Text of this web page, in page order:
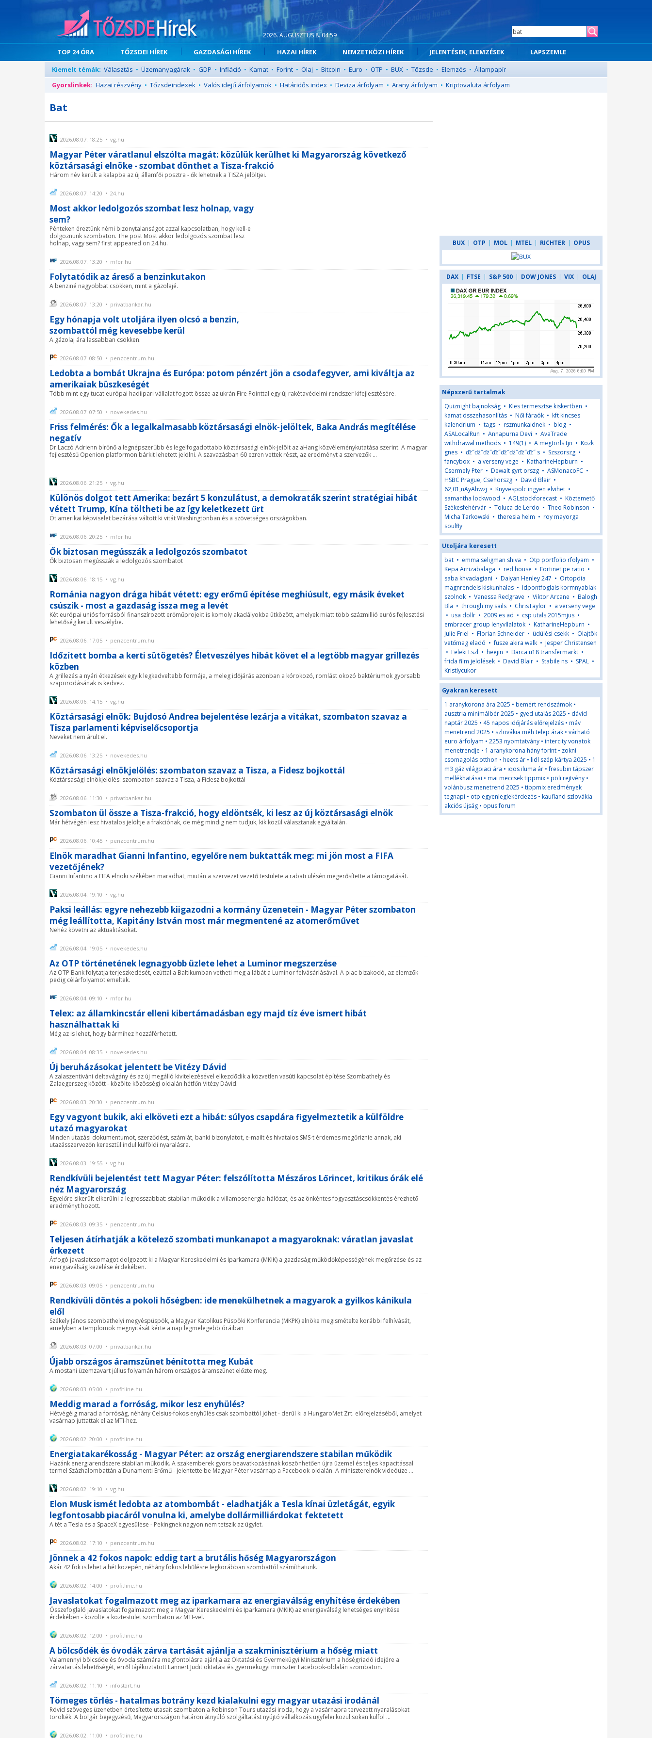
2026. AUGUSZTUS 8. 04:59
TOP 24 ÓRA TŐZSDEI HÍREK GAZDASÁGI HÍREK HAZAI HÍREK NEMZETKÖZI HÍREK JELENTÉSEK, ELEMZÉSEK
LAPSZEMLE
Kiemelt témák: Választás • Üzemanyagárak • GDP • Infláció • Kamat • Forint • Olaj • Bitcoin • Euro • OTP • BUX • Tőzsde • Elemzés • Állampapír
Gyorslinkek: Hazai részvény • Tőzsdeindexek • Valós idejű árfolyamok • Határidős index • Deviza árfolyam • Arany árfolyam • Kriptovaluta árfolyam
Bat
2026.08.07. 18:25 • vg.hu
Magyar Péter váratlanul elszólta magát: közülük kerülhet ki Magyarország következő
köztársasági elnöke - szombat dönthet a Tisza-frakció
Három név került a kalapba az új államfői posztra - ők lehetnek a TISZA jelöltjei.
2026.08.07. 14:20 • 24.hu
Most akkor ledolgozós szombat lesz holnap, vagy
sem?
Pénteken éreztünk némi bizonytalanságot azzal kapcsolatban, hogy kell-e
dolgoznunk szombaton. The post Most akkor ledolgozós szombat lesz
holnap, vagy sem? first appeared on 24.hu.
2026.08.07. 13:20 • mfor.hu
Folytatódik az áreső a benzinkutakon
A benziné nagyobbat csökken, mint a gázolajé.
2026.08.07. 13:20 • privatbankar.hu
Egy hónapja volt utoljára ilyen olcsó a benzin,
szombattól még kevesebbe kerül
A gázolaj ára lassabban csökken.
2026.08.07. 08:50 • penzcentrum.hu
Ledobta a bombát Ukrajna és Európa: potom pénzért jön a csodafegyver, ami kiváltja az
amerikaiak büszkeségét
Több mint egy tucat európai hadiipari vállalat fogott össze az ukrán Fire Pointtal egy új rakétavédelmi rendszer kifejlesztésére.
2026.08.07. 07:50 • novekedes.hu
Friss felmérés: Ők a legalkalmasabb köztársasági elnök-jelöltek, Baka András megítélése
negatív
Dr.Laczó Adrienn bírőnő a legnépszerűbb és legelfogadottabb köztársasági elnök-jelölt az aHang közvéleménykutatása szerint. A magyar
fejlesztésű Openion platformon bárkit lehetett jelölni. A szavazásban 60 ezren vettek részt, az eredményt a szervezők ...
2026.08.06. 21:25 • vg.hu
Különös dolgot tett Amerika: bezárt 5 konzulátust, a demokraták szerint stratégiai hibát
vétett Trump, Kína töltheti be az így keletkezett űrt
Öt amerikai képviselet bezárása váltott ki vitát Washingtonban és a szövetséges országokban.
2026.08.06. 20:25 • mfor.hu
Ők biztosan megússzák a ledolgozós szombatot
Ők biztosan megússzák a ledolgozós szombatot
2026.08.06. 18:15 • vg.hu
Románia nagyon drága hibát vétett: egy erőmű építése meghiúsult, egy másik éveket
csúszik - most a gazdaság issza meg a levét
Két európai uniós forrásból finanszírozott erőműprojekt is komoly akadályokba ütközött, amelyek miatt több százmillió eurós fejlesztési
lehetőség került veszélybe.
2026.08.06. 17:05 • penzcentrum.hu
Időzített bomba a kerti sütögetés? Életveszélyes hibát követ el a legtöbb magyar grillezés
közben
A grillezés a nyári étkezések egyik legkedveltebb formája, a meleg időjárás azonban a kórokozó, romlást okozó baktériumok gyorsabb
szaporodásának is kedvez.
2026.08.06. 14:15 • vg.hu
Köztársasági elnök: Bujdosó Andrea bejelentése lezárja a vitákat, szombaton szavaz a
Tisza parlamenti képviselőcsoportja
Neveket nem árult el.
2026.08.06. 13:25 • novekedes.hu
Köztársasági elnökjelölés: szombaton szavaz a Tisza, a Fidesz bojkottál
Köztársasági elnökjelölés: szombaton szavaz a Tisza, a Fidesz bojkottál
2026.08.06. 11:30 • privatbankar.hu
Szombaton ül össze a Tisza-frakció, hogy eldöntsék, ki lesz az új köztársasági elnök
Már hétvégén lesz hivatalos jelöltje a frakciónak, de még mindig nem tudjuk, kik közül választanak egyáltalán.
2026.08.06. 10:45 • penzcentrum.hu
Elnök maradhat Gianni Infantino, egyelőre nem buktatták meg: mi jön most a FIFA
vezetőjének?
Gianni Infantino a FIFA elnöki székében maradhat, miután a szervezet vezető testülete a rabati ülésén megerősítette a támogatását.
2026.08.04. 19:10 • vg.hu
Paksi leállás: egyre nehezebb kiigazodni a kormány üzenetein - Magyar Péter szombaton
még leállította, Kapitány István most már megmentené az atomerőművet
Nehéz követni az aktualitásokat.
2026.08.04. 19:05 • novekedes.hu
Az OTP történetének legnagyobb üzlete lehet a Luminor megszerzése
Az OTP Bank folytatja terjeszkedését, ezúttal a Baltikumban vetheti meg a lábát a Luminor felvásárlásával. A piac bizakodó, az elemzők
pedig célárfolyamot emeltek.
2026.08.04. 09:10 • mfor.hu
Telex: az államkincstár elleni kibertámadásban egy majd tíz éve ismert hibát
használhattak ki
Még az is lehet, hogy bármihez hozzáférhetett.
2026.08.04. 08:35 • novekedes.hu
Új beruházásokat jelentett be Vitézy Dávid
A zalaszentiváni deltavágány és az új megálló kivitelezésével elkezdődik a közvetlen vasúti kapcsolat építése Szombathely és
Zalaegerszeg között - közölte közösségi oldalán hétfőn Vitézy Dávid.
2026.08.03. 20:30 • penzcentrum.hu
Egy vagyont bukik, aki elköveti ezt a hibát: súlyos csapdára figyelmeztetik a külföldre
utazó magyarokat
Minden utazási dokumentumot, szerződést, számlát, banki bizonylatot, e-mailt és hivatalos SMS-t érdemes megőriznie annak, aki
utazásszervezőn keresztül indul külföldi nyaralásra.
2026.08.03. 19:55 • vg.hu
Rendkívüli bejelentést tett Magyar Péter: felszólította Mészáros Lőrincet, kritikus órák elé
néz Magyarország
Egyelőre sikerült elkerülni a legrosszabbat: stabilan működik a villamosenergia-hálózat, és az önkéntes fogyasztáscsökkentés érezhető
eredményt hozott.
2026.08.03. 09:35 • penzcentrum.hu
Teljesen átírhatják a kötelező szombati munkanapot a magyaroknak: váratlan javaslat
érkezett
Átfogó javaslatcsomagot dolgozott ki a Magyar Kereskedelmi és Iparkamara (MKIK) a gazdaság működőképességének megőrzése és az
energiaválság kezelése érdekében.
2026.08.03. 09:05 • penzcentrum.hu
Rendkívüli döntés a pokoli hőségben: ide menekülhetnek a magyarok a gyilkos kánikula
elől
Székely János szombathelyi megyéspüspök, a Magyar Katolikus Püspöki Konferencia (MKPK) elnöke megismételte korábbi felhívását,
amelyben a templomok megnyitását kérte a nap legmelegebb óráiban
2026.08.03. 07:00 • privatbankar.hu
Újabb országos áramszünet bénította meg Kubát
A mostani üzemzavart július folyamán három országos áramszünet előzte meg.
2026.08.03. 05:00 • profitline.hu
Meddig marad a forróság, mikor lesz enyhülés?
Hétvégéig marad a forróság, néhány Celsius-fokos enyhülés csak szombattól jöhet - derül ki a HungaroMet Zrt. előrejelzéséből, amelyet
vasárnap juttattak el az MTI-hez.
2026.08.02. 20:00 • profitline.hu
Energiatakarékosság - Magyar Péter: az ország energiarendszere stabilan működik
Hazánk energiarendszere stabilan működik. A szakemberek gyors beavatkozásának köszönhetően újra üzemel és teljes kapacitással
termel Százhalombattán a Dunamenti Erőmű - jelentette be Magyar Péter vasárnap a Facebook-oldalán. A miniszterelnök videóüze ...
2026.08.02. 19:10 • vg.hu
Elon Musk ismét ledobta az atombombát - eladhatják a Tesla kínai üzletágát, egyik
legfontosabb piacáról vonulna ki, amelybe dollármilliárdokat fektetett
A tét a Tesla és a SpaceX egyesülése - Pekingnek nagyon nem tetszik az ügylet.
2026.08.02. 17:10 • penzcentrum.hu
Jönnek a 42 fokos napok: eddig tart a brutális hőség Magyarországon
Akár 42 fok is lehet a hét közepén, néhány fokos lehűlésre legkorábban szombattól számíthatunk.
2026.08.02. 14:00 • profitline.hu
Javaslatokat fogalmazott meg az iparkamara az energiaválság enyhítése érdekében
Összefoglaló javaslatokat fogalmazott meg a Magyar Kereskedelmi és Iparkamara (MKIK) az energiaválság lehetséges enyhítése
érdekében - közölte a köztestület szombaton az MTI-vel.
2026.08.02. 12:00 • profitline.hu
A bölcsődék és óvodák zárva tartását ajánlja a szakminisztérium a hőség miatt
Valamennyi bölcsőde és óvoda számára megfontolásra ajánlja az Oktatási és Gyermekügyi Minisztérium a hőségriadó idejére a
zárvatartás lehetőségét, erről tájékoztatott Lannert Judit oktatási és gyermekügyi miniszter Facebook-oldalán szombaton.
2026.08.02. 11:10 • infostart.hu
Tömeges törlés - hatalmas botrány kezd kialakulni egy magyar utazási irodánál
Rövid szöveges üzenetben értesítette utasait szombaton a Robinson Tours utazási iroda, hogy a vasárnapra tervezett nyaralásokat
törölték. A bolgár bejegyzésű, Magyarországon határon átnyúló szolgáltatást nyújtó vállalkozás ügyfelei közül sokan külföl ...
2026.08.02. 11:00 • profitline.hu
BUX | OTP | MOL | MTEL | RICHTER | OPUS
DAX | FTSE | S&P 500 | DOW JONES | VIX | OLAJ
Népszerű tartalmak
Quiznight bajnokság • Kles termesztse kiskertben •
kamat összehasonlítás • Női fáraók • kft kincses
kalendrium • tags • rszmunkaidnek • blog •
ASALocalRun • Annapurna Devi • AvaTrade
withdrawal methods • 149(1) • A megtorls tjn • Kozk
gnes • ďż˝ďż˝ďż˝ďż˝ďż˝ďż˝ďż˝ďż˝ s • Szszorszg •
fancybox • a verseny vege • KatharineHepburn •
Csermely Pter • Dewalt gyrt orszg • ASMonacoFC •
HSBC Prague, Csehorszg • David Blair •
62,01,nAyAhwzj • Knyvespolc ingyen elvihet •
samantha lockwood • AGLstockforecast • Köztemető
Székesfehérvár • Toluca de Lerdo • Theo Robinson •
Micha Tarkowski • theresia helm • roy mayorga
soulfly
Utoljára keresett
bat • emma seligman shiva • Otp portfolio rfolyam •
Kepa Arrizabalaga • red house • Fortinet pe ratio •
saba khvadagiani • Daiyan Henley 247 • Ortopdia
magnrendels kiskunhalas • Idpontfoglals kormnyablak
szolnok • Vanessa Redgrave • Viktor Arcane • Balogh
Bla • through my sails • ChrisTaylor • a verseny vege
• usa dollr • 2009 es ad • csp utals 2015mjus •
embracer group lenyvllalatok • KatharineHepburn •
Julie Friel • Florian Schneider • üdülési csekk • Olajtök
vetőmag eladó •fusze akira walk • Jesper Christensen
• Feleki Lszl • heejin • Barca u18 transfermarkt •
frida film jelölések • David Blair • Stabile ns • SPAL •
Kristlycukor
Gyakran keresett
1 aranykorona ára 2025 • bemért rendszámok •
ausztria minimálbér 2025 • gyed utalás 2025 • dávid
naptár 2025 • 45 napos időjárás előrejelzés • máv
menetrend 2025 • szlovákia méh telep árak • várható
euro árfolyam • 2253 nyomtatvány • intercity vonatok
menetrendje • 1 aranykorona hány forint • zokni
csomagolás otthon • heets ár • lidl szép kártya 2025 • 1
m3 gáz világpiaci ára • iqos iluma ár •fresubin tápszer
mellékhatásai • mai meccsek tippmix • pöli rejtvény •
volánbusz menetrend 2025 • tippmix eredmények
tegnapi • otp egyenleglekérdezés • kaufland szlovákia
akciós újság • opus forum